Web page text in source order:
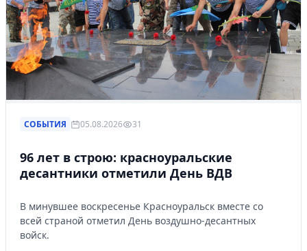
СОБЫТИЯ 05.08.2026 31
96 лет в строю: красноуральские
десантники отметили День ВДВ
В минувшее воскресенье Красноуральск вместе со
всей страной отметил День воздушно-десантных
войск.